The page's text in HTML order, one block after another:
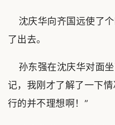
沈庆华向齐国远使了
了出去。
孙东强在沈庆华对面坐
记，我刚才了解了一下
行的并不理想啊！”